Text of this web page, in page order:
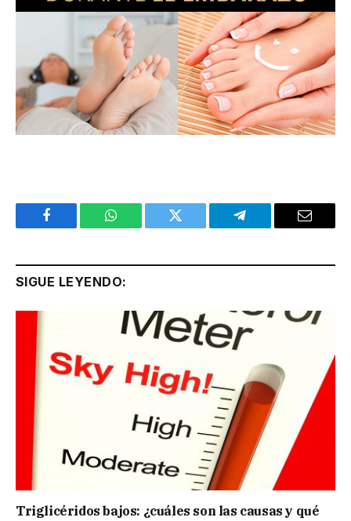
Facebook WhatsApp Twitter Telegram Email
SIGUE LEYENDO:
Triglicéridos bajos: ¿cuáles son las causas y qué